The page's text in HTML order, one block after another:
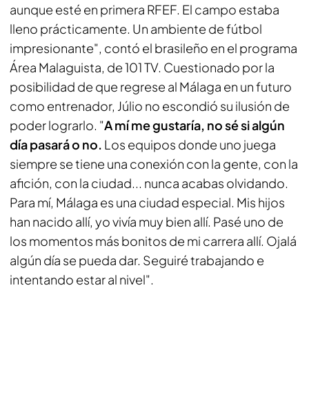
aunque esté en primera RFEF. El campo estaba
lleno prácticamente. Un ambiente de fútbol
impresionante", contó el brasileño en el programa
Área Malaguista, de 101 TV. Cuestionado por la
posibilidad de que regrese al Málaga en un futuro
como entrenador, Júlio no escondió su ilusión de
poder lograrlo. "A mí me gustaría, no sé si algún
día pasará o no. Los equipos donde uno juega
siempre se tiene una conexión con la gente, con la
afición, con la ciudad... nunca acabas olvidando.
Para mí, Málaga es una ciudad especial. Mis hijos
han nacido allí, yo vivía muy bien allí. Pasé uno de
los momentos más bonitos de mi carrera allí. Ojalá
algún día se pueda dar. Seguiré trabajando e
intentando estar al nivel".